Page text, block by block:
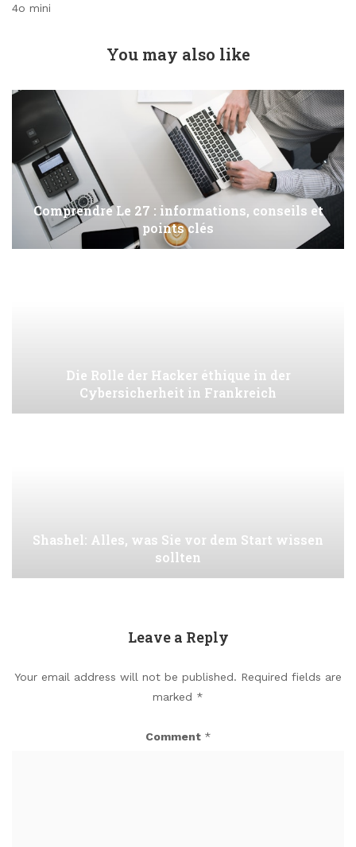
4o mini
You may also like
Comprendre Le 27 : informations, conseils et
points clés
Die Rolle der Hacker éthique in der
Cybersicherheit in Frankreich
Shashel: Alles, was Sie vor dem Start wissen
sollten
Leave a Reply
Your email address will not be published. Required fields are
marked *
Comment *